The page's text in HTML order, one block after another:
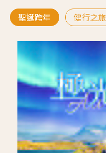
聖誕跨年 健行之旅